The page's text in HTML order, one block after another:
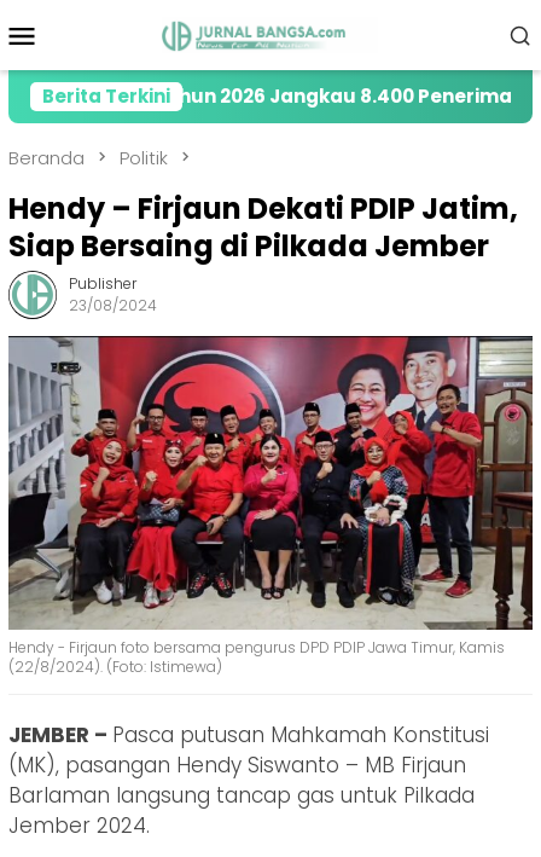
ke
Mobile
Berita Terkini
di Tahun 2026 Jangkau 8.400 Penerima Manfaat
Beranda Politik
Hendy – Firjaun Dekati PDIP Jatim,
Siap Bersaing di Pilkada Jember
Publisher
23/08/2024
Hendy - Firjaun foto bersama pengurus DPD PDIP Jawa Timur, Kamis
(22/8/2024). (Foto: Istimewa)
JEMBER – Pasca putusan Mahkamah Konstitusi
(MK), pasangan Hendy Siswanto – MB Firjaun
Barlaman langsung tancap gas untuk Pilkada
Jember 2024.